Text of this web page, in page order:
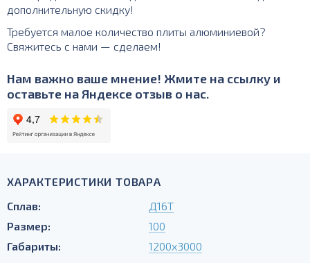
дополнительную скидку!
Требуется малое количество плиты алюминиевой?
Свяжитесь с нами — сделаем!
Нам важно ваше мнение! Жмите на ссылку и
оставьте на Яндексе отзыв о нас.
ХАРАКТЕРИСТИКИ ТОВАРА
Сплав:
Д16Т
Размер:
100
Габариты:
1200х3000